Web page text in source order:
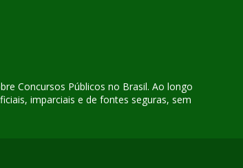
Concursos Públicos no Brasil. Ao longo
imparciais e de fontes seguras, sem